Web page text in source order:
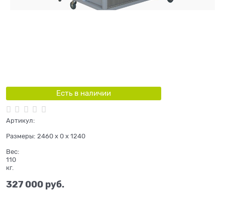
Есть в наличии
Артикул:
Размеры: 2460 x 0 x 1240
Вес:
110
кг.
327 000 руб.